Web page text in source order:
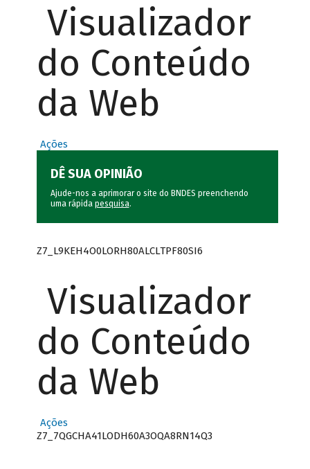
Visualizador
do Conteúdo
da Web
Ações
DÊ SUA OPINIÃO
Ajude-nos a aprimorar o site do BNDES preenchendo
uma rápida pesquisa.
Z7_L9KEH4O0LORH80ALCLTPF80SI6
Visualizador
do Conteúdo
da Web
Ações
Z7_7QGCHA41LODH60A3OQA8RN14Q3